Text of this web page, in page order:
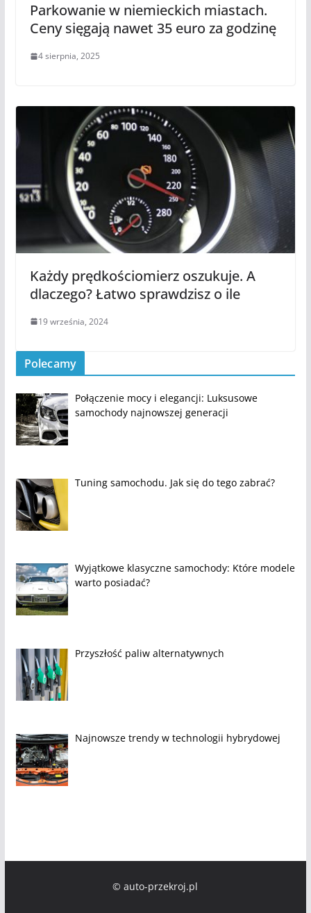
Parkowanie w niemieckich miastach.
Ceny sięgają nawet 35 euro za godzinę
4 sierpnia, 2025
Każdy prędkościomierz oszukuje. A
dlaczego? Łatwo sprawdzisz o ile
19 września, 2024
Polecamy
Połączenie mocy i elegancji: Luksusowe
samochody najnowszej generacji
Tuning samochodu. Jak się do tego zabrać?
Wyjątkowe klasyczne samochody: Które modele
warto posiadać?
Przyszłość paliw alternatywnych
Najnowsze trendy w technologii hybrydowej
© auto-przekroj.pl